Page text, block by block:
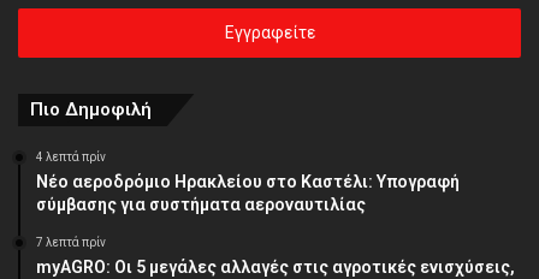
ηλεκτρονική
διεύθυνση
Πιο Δημοφιλή
4 λεπτά πρίν
Νέο αεροδρόμιο Ηρακλείου στο Καστέλι: Υπογραφή
σύμβασης για συστήματα αεροναυτιλίας
7 λεπτά πρίν
myAGRO: Οι 5 μεγάλες αλλαγές στις αγροτικές ενισχύσεις,